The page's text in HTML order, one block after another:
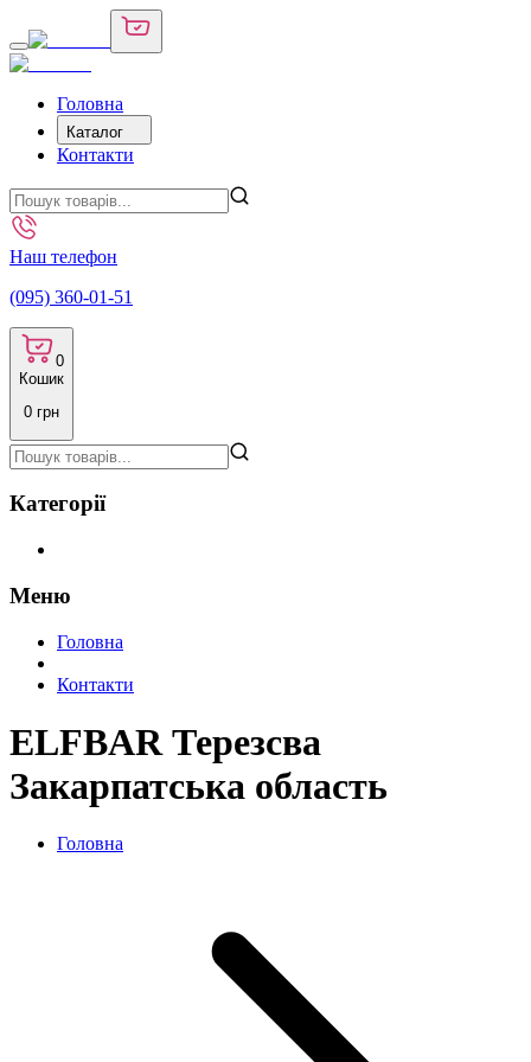
Головна
Каталог
Контакти
Наш телефон
(095) 360-01-51
0
Кошик
0 грн
Категорії
Меню
Головна
Контакти
ELFBAR Терезсва
Закарпатська область
Головна